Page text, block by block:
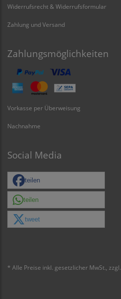
Widerrufsrecht & Widerrufsformular
Zahlung und Versand
Zahlungsmöglichkeiten
Vorkasse per Überweisung
Nachnahme
Social Media
teilen
teilen
tweet
* Alle Preise inkl. gesetzlicher MwSt., zzgl.